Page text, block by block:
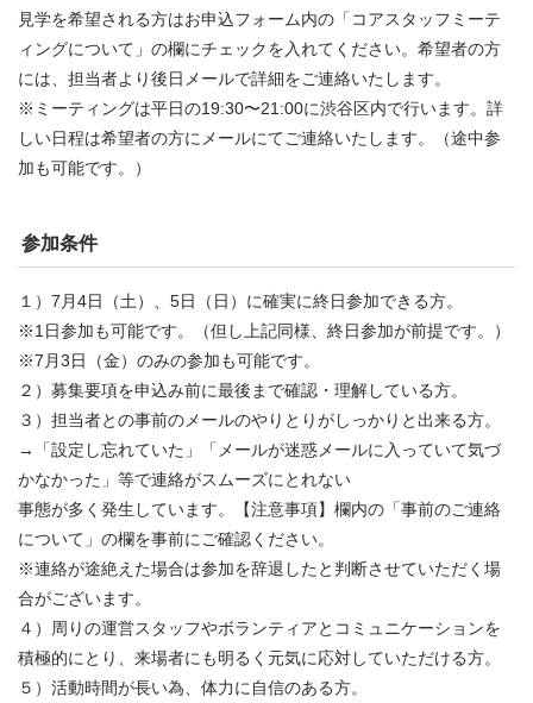
見学を希望される方はお申込フォーム内の「コアスタッフミーテ
ィングについて」の欄にチェックを入れてください。希望者の方
には、担当者より後日メールで詳細をご連絡いたします。
※ミーティングは平日の19:30〜21:00に渋谷区内で行います。詳
しい日程は希望者の方にメールにてご連絡いたします。（途中参
加も可能です。）
参加条件
１）7月4日（土）、5日（日）に確実に終日参加できる方。
※1日参加も可能です。（但し上記同様、終日参加が前提です。）
※7月3日（金）のみの参加も可能です。
２）募集要項を申込み前に最後まで確認・理解している方。
３）担当者との事前のメールのやりとりがしっかりと出来る方。
→「設定し忘れていた」「メールが迷惑メールに入っていて気づ
かなかった」等で連絡がスムーズにとれない
事態が多く発生しています。【注意事項】欄内の「事前のご連絡
について」の欄を事前にご確認ください。
※連絡が途絶えた場合は参加を辞退したと判断させていただく場
合がございます。
４）周りの運営スタッフやボランティアとコミュニケーションを
積極的にとり、来場者にも明るく元気に応対していただける方。
５）活動時間が長い為、体力に自信のある方。